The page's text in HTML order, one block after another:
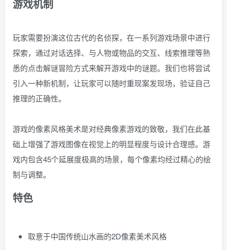
游戏机制
玩家需要扮演这位古代的名侦探，在一系列游戏场景中进行
探索，通过对话选择、与人物或物品的交互、线索推理等熟
悉的点击解谜冒险方式来解开游戏中的谜题。我们也将尝试
引入一种新机制，让玩家可以随时重现案发现场，验证自己
推理的正确性。
游戏的像素风格美术是对经典像素游戏的致敬，我们在此基
础上增强了游戏图像在视觉上的明显程度与设计合理感。游
戏内包含45个延展度极高的场景，每个像素均经过精心的绘
制与调整。
特色
取意于中国传统山水画的2D像素美术风格